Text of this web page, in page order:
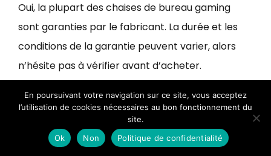
Oui, la plupart des chaises de bureau gaming
sont garanties par le fabricant. La durée et les
conditions de la garantie peuvent varier, alors
n’hésite pas à vérifier avant d’acheter.
Peut-on personnaliser une chaise de bureau
Oui, certaines marques de chaises de bureau
En poursuivant votre navigation sur ce site, vous acceptez
l’utilisation de cookies nécessaires au bon fonctionnement du
site.
Ok
Non Politique de confidentialité